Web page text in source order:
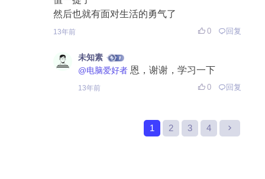
然后也就有面对生活的勇气了
13年前 0 回复
未知素
@电脑爱好者 恩，谢谢，学习一下
13年前 0 回复
1 2 3 4